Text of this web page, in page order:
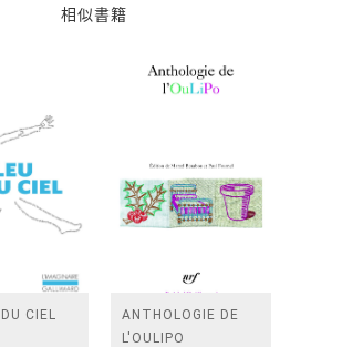
相似書籍
CIEL
ANTHOLOGIE DE
L'OULIPO